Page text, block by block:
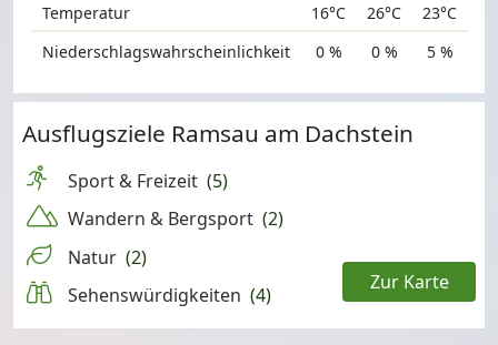
Temperatur
Niederschlagswahrscheinlichkeit
16°C
0 %
26°C
0 %
23°C
5 %
Ausflugsziele Ramsau am Dachstein
Sport & Freizeit (5)
Wandern & Bergsport (2)
Natur (2)
Sehenswürdigkeiten (4)
Zur Karte